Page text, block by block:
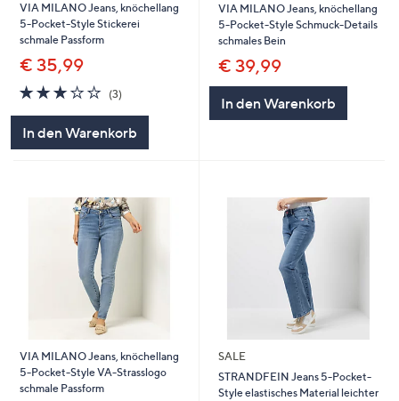
VIA MILANO Jeans, knöchellang
5-Pocket-Style Stickerei
schmale Passform
€ 35,99
3.0
von
(3)3
In den Warenkorb
VIA MILANO Jeans, knöchellang
5-Pocket-Style Schmuck-Details
schmales Bein
€ 39,99
In den Warenkorb
VIA MILANO Jeans, knöchellang
5-Pocket-Style VA-Strasslogo
schmale Passform
SALE
STRANDFEIN Jeans 5-Pocket-
Style elastisches Material leichter